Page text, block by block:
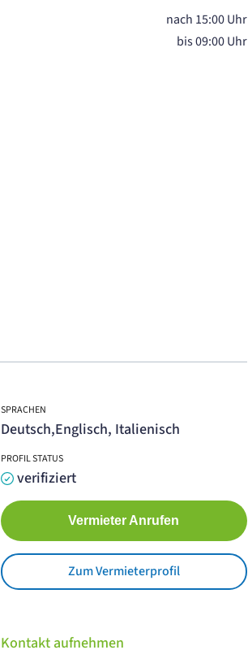
nach 15:00 Uhr
bis 09:00 Uhr
SPRACHEN
Deutsch,Englisch, Italienisch
verifiziert
PROFIL STATUS
Vermieter Anrufen
Zum Vermieterprofil
Kontakt aufnehmen